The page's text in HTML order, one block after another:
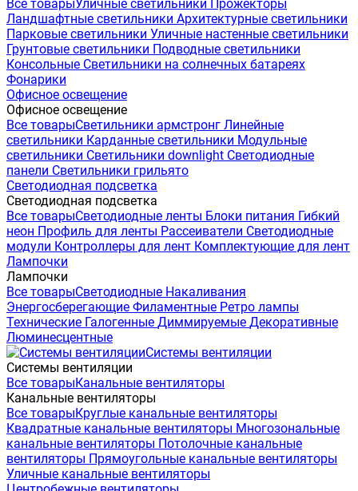
Все товарыУличные светильники Прожекторы
Ландшафтные светильники Архитектурные светильники
Парковые светильники Уличные настенные светильники
Грунтовые светильники Подводные светильники
Консольные Светильники на солнечных батареях
Фонарики
Офисное освещение
Офисное освещение
Все товарыСветильники армстронг Линейные
светильники Карданные светильники Модульные
светильники Светильники downlight Светодиодные
панели Светильники грильято
Светодиодная подсветка
Светодиодная подсветка
Все товарыСветодиодные ленты Блоки питания Гибкий
неон Профиль для ленты Рассеиватели Светодиодные
модули Контроллеры для лент Комплектующие для лент
Лампочки
Лампочки
Все товарыСветодиодные Накаливания
Энергосберегающие Филаментные Ретро лампы
Технические Галогенные Диммируемые Декоративные
Люминесцентные
Системы вентиляции
Системы вентиляции
Все товарыКанальные вентиляторы
Канальные вентиляторы
Все товарыКруглые канальные вентиляторы
Квадратные канальные вентиляторы Многозональные
канальные вентиляторы Потолочные канальные
вентиляторы Прямоугольные канальные вентиляторы
Уличные канальные вентиляторы